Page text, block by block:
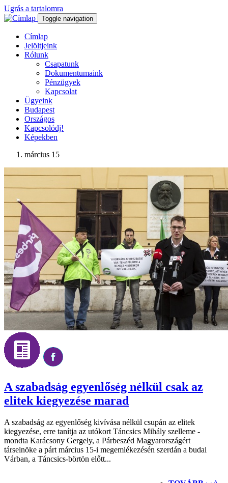
Ugrás a tartalomra
Toggle navigation
Címlap
Jelöltjeink
Rólunk
Csapatunk
Dokumentumaink
Pénzügyek
Kapcsolat
Ügyeink
Budapest
Országos
Kapcsolódj!
Képekben
március 15
A szabadság egyenlőség nélkül csak az
elitek kiegyezése marad
A szabadság az egyenlőség kivívása nélkül csupán az elitek
kiegyezése, erre tanítja az utókort Táncsics Mihály szelleme -
mondta Karácsony Gergely, a Párbeszéd Magyarországért
társelnöke a párt március 15-i megemlékezésén szerdán a budai
Várban, a Táncsics-börtön előtt...